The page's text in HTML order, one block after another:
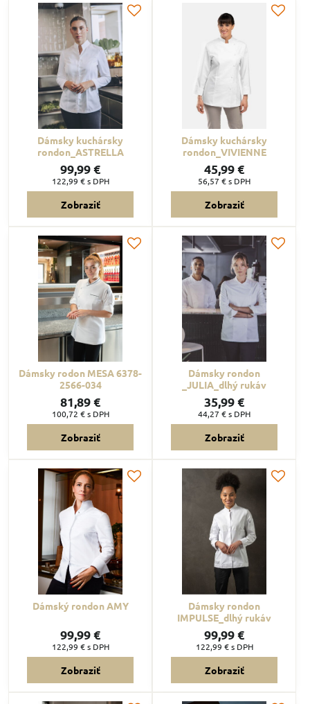
Dámsky kuchársky
rondon_ASTRELLA
99,99 €
122,99 €s DPH
Zobraziť
Dámsky kuchársky
rondon_VIVIENNE
45,99 €
56,57 €s DPH
Zobraziť
Dámsky rodon MESA 6378-
2566-034
81,89 €
100,72 €s DPH
Zobraziť
Dámsky rondon
_JULIA_dlhý rukáv
35,99 €
44,27 €s DPH
Zobraziť
Dámský rondon AMY
99,99 €
122,99 €s DPH
Zobraziť
Dámsky rondon
IMPULSE_dlhý rukáv
99,99 €
122,99 €s DPH
Zobraziť